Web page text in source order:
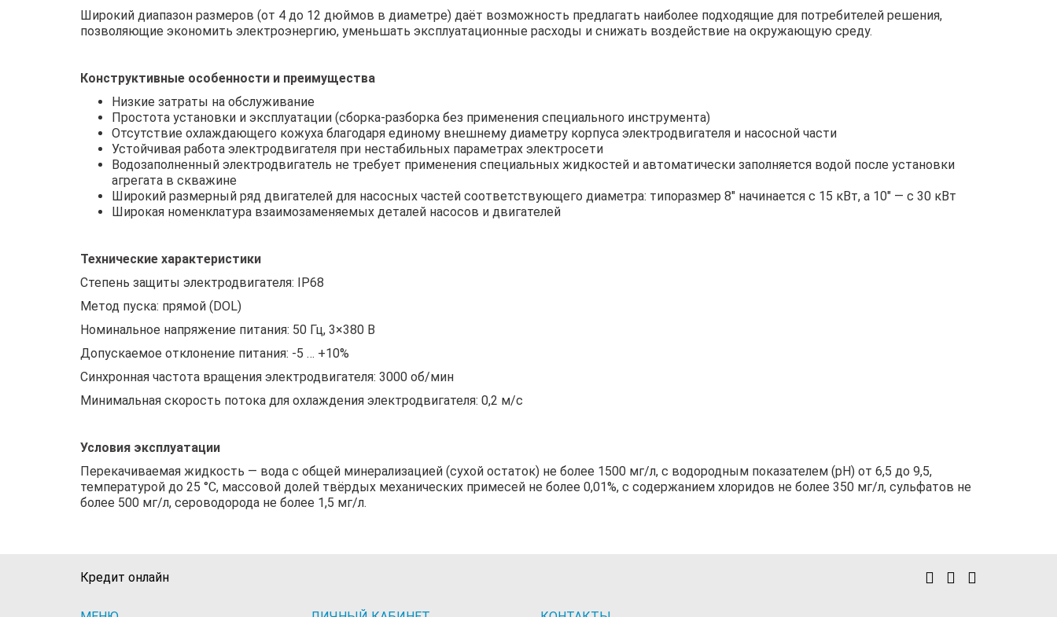
Широкий диапазон размеров (от 4 до 12 дюймов в диаметре) даёт возможность предлагать наиболее подходящие для потребителей решения,
позволяющие экономить электроэнергию, уменьшать эксплуатационные расходы и снижать воздействие на окружающую среду.
Конструктивные особенности и преимущества
Низкие затраты на обслуживание
Простота установки и эксплуатации (сборка-разборка без применения специального инструмента)
Отсутствие охлаждающего кожуха благодаря единому внешнему диаметру корпуса электродвигателя и насосной части
Устойчивая работа электродвигателя при нестабильных параметрах электросети
Водозаполненный электродвигатель не требует применения специальных жидкостей и автоматически заполняется водой после установки
агрегата в скважине
Широкий размерный ряд двигателей для насосных частей соответствующего диаметра: типоразмер 8″ начинается с 15 кВт, а 10″ — с 30 кВт
Широкая номенклатура взаимозаменяемых деталей насосов и двигателей
Технические характеристики
Степень защиты электродвигателя: IP68
Метод пуска: прямой (DOL)
Номинальное напряжение питания: 50 Гц, 3×380 В
Допускаемое отклонение питания: -5 … +10%
Синхронная частота вращения электродвигателя: 3000 об/мин
Минимальная скорость потока для охлаждения электродвигателя: 0,2 м/с
Условия эксплуатации
Перекачиваемая жидкость — вода с общей минерализацией (сухой остаток) не более 1500 мг/л, с водородным показателем (рН) от 6,5 до 9,5,
температурой до 25 °C, массовой долей твёрдых механических примесей не более 0,01%, с содержанием хлоридов не более 350 мг/л, сульфатов не
более 500 мг/л, сероводорода не более 1,5 мг/л.
Кредит онлайн